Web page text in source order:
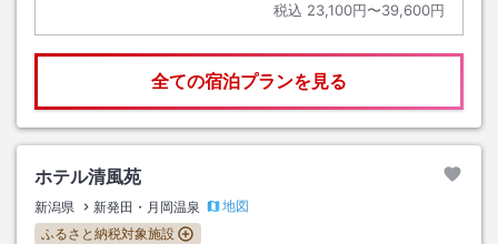
税込 23,100円〜39,600円
全ての宿泊プランを見る
ホテル清風苑
新潟県 新発田・月岡温泉
地図
ふるさと納税対象施設